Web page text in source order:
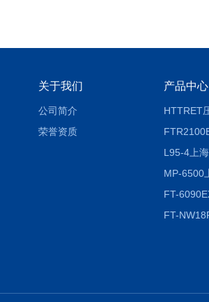
关于我们
公司简介
荣誉资质
产品中心